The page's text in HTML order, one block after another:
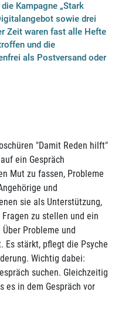
Kampagne „Stark
sowie drei
Zeit waren fast alle Hefte
und die
als Postversand oder
"Damit Reden hilft"
ein Gespräch
Mut zu fassen, Probleme
und
sie als Unterstützung,
zu stellen und ein
Probleme und
Es stärkt, pflegt die Psyche
Wichtig dabei:
suchen. Gleichzeitig
es in dem Gespräch vor